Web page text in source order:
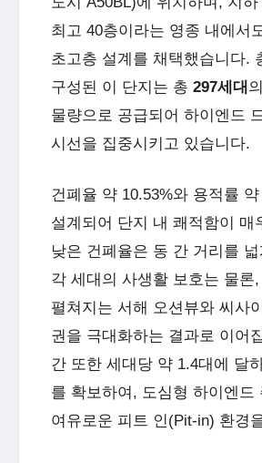
최고 40층이라는 영종 내에서
초고층 설계를 채택했습니다.
구성된 이 단지는 총 297세대
물량으로 공급되어 하이엔드
시선을 집중시키고 있습니다.
건폐율 약 10.53%와 용적률
설계되어 단지 내 쾌적함이 매
낮은 건폐율은 동 간 거리를 넓
각 세대의 사생활 보호는 물론
펼쳐지는 서해 오션뷰와 씨사
권을 극대화하는 결과로 이어
간 또한 세대당 약 1.4대에 달
를 확보하여, 도심형 하이엔드
여유로운 피트 인(Pit-in) 환경